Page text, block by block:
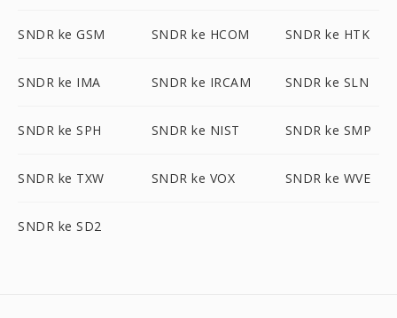
SNDR ke GSM SNDR ke HCOM SNDR ke HTK
SNDR ke IMA SNDR ke IRCAM SNDR ke SLN
SNDR ke SPH SNDR ke NIST SNDR ke SMP
SNDR ke TXW SNDR ke VOX SNDR ke WVE
SNDR ke SD2